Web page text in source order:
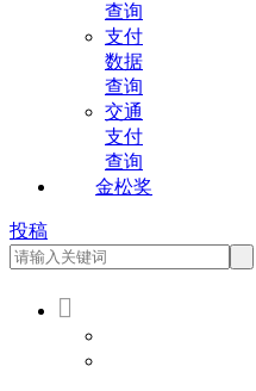
查询
支付
数据
查询
交通
支付
查询
金松奖
投稿
